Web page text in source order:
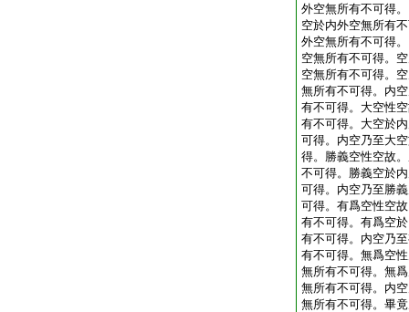
外空無所有不可得
空於内外空無所有
外空無所有不可得
空無所有不可得。
空無所有不可得。
無所有不可得。内
有不可得。大空性
有不可得。大空於
可得。内空乃至大
得。勝義空性空故
不可得。勝義空於
可得。内空乃至勝
可得。有爲空性空
有不可得。有爲空
有不可得。内空乃
有不可得。無爲空
無所有不可得。無
無所有不可得。内
無所有不可得。畢